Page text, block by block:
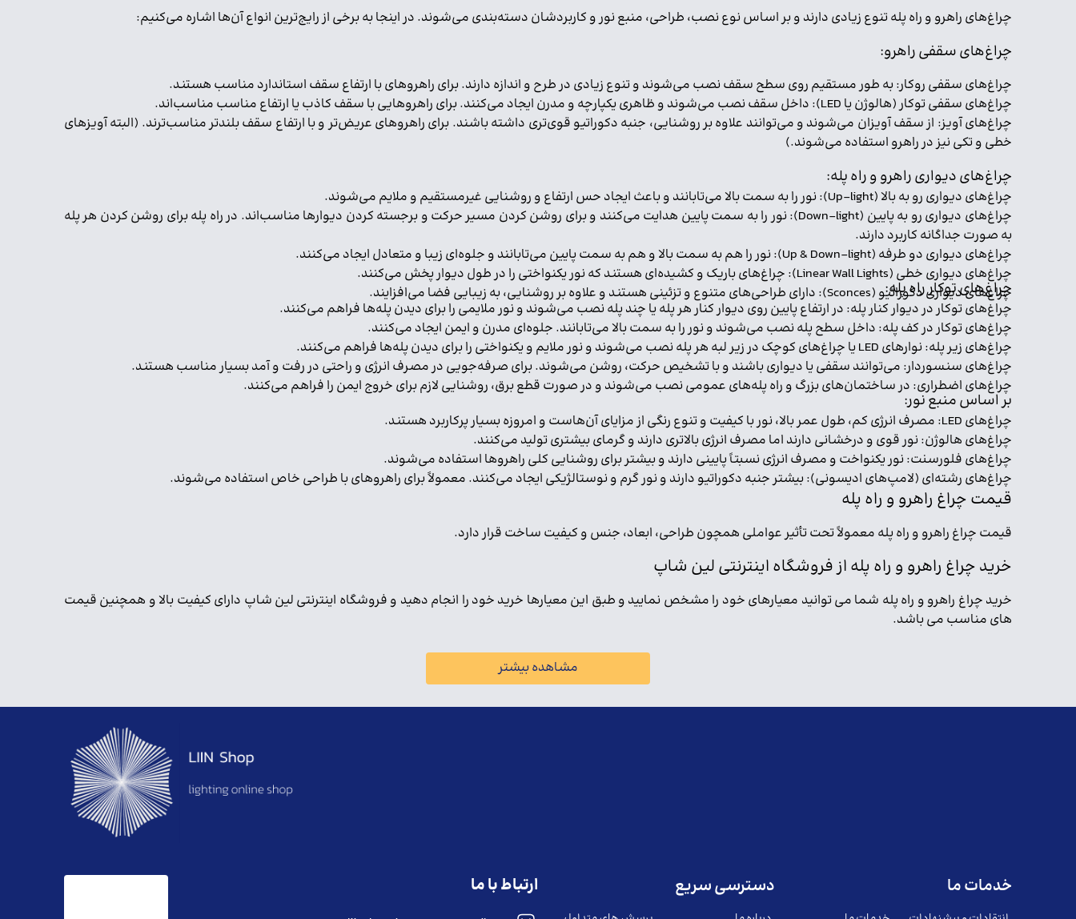
چراغ‌های راهرو و راه پله تنوع زیادی دارند و بر اساس نوع نصب، طراحی، منبع نور و کاربردشان دسته‌بندی می‌شوند. در اینجا به برخی از رایج‌ترین انواع آن‌ها اشاره می‌کنیم:
چراغ‌های سقفی راهرو:
چراغ‌های سقفی روکار: به طور مستقیم روی سطح سقف نصب می‌شوند و تنوع زیادی در طرح و اندازه دارند. برای راهروهای با ارتفاع سقف استاندارد مناسب هستند.
چراغ‌های سقفی توکار (هالوژن یا LED): داخل سقف نصب می‌شوند و ظاهری یکپارچه و مدرن ایجاد می‌کنند. برای راهروهایی با سقف کاذب یا ارتفاع مناسب مناسب‌اند.
چراغ‌های آویز: از سقف آویزان می‌شوند و می‌توانند علاوه بر روشنایی، جنبه دکوراتیو قوی‌تری داشته باشند. برای راهروهای عریض‌تر و با ارتفاع سقف بلندتر مناسب‌ترند. (البته آویزهای
خطی و تکی نیز در راهرو استفاده می‌شوند.)
چراغ‌های دیواری راهرو و راه پله:
چراغ‌های دیواری رو به بالا (Up-light): نور را به سمت بالا می‌تابانند و باعث ایجاد حس ارتفاع و روشنایی غیرمستقیم و ملایم می‌شوند.
چراغ‌های دیواری رو به پایین (Down-light): نور را به سمت پایین هدایت می‌کنند و برای روشن کردن مسیر حرکت و برجسته کردن دیوارها مناسب‌اند. در راه پله برای روشن کردن هر پله
به صورت جداگانه کاربرد دارند.
چراغ‌های دیواری دو طرفه (Up & Down-light): نور را هم به سمت بالا و هم به سمت پایین می‌تابانند و جلوه‌ای زیبا و متعادل ایجاد می‌کنند.
چراغ‌های دیواری خطی (Linear Wall Lights): چراغ‌های باریک و کشیده‌ای هستند که نور یکنواختی را در طول دیوار پخش می‌کنند.
چراغ‌های دیواری دکوراتیو (Sconces): دارای طراحی‌های متنوع و تزئینی هستند و علاوه بر روشنایی، به زیبایی فضا می‌افزایند.
چراغ‌های توکار راه پله:
چراغ‌های توکار در دیوار کنار پله: در ارتفاع پایین روی دیوار کنار هر پله یا چند پله نصب می‌شوند و نور ملایمی را برای دیدن پله‌ها فراهم می‌کنند.
چراغ‌های توکار در کف پله: داخل سطح پله نصب می‌شوند و نور را به سمت بالا می‌تابانند. جلوه‌ای مدرن و ایمن ایجاد می‌کنند.
چراغ‌های زیر پله: نوارهای LED یا چراغ‌های کوچک در زیر لبه هر پله نصب می‌شوند و نور ملایم و یکنواختی را برای دیدن پله‌ها فراهم می‌کنند.
چراغ‌های سنسوردار: می‌توانند سقفی یا دیواری باشند و با تشخیص حرکت، روشن می‌شوند. برای صرفه‌جویی در مصرف انرژی و راحتی در رفت و آمد بسیار مناسب هستند.
چراغ‌های اضطراری: در ساختمان‌های بزرگ و راه پله‌های عمومی نصب می‌شوند و در صورت قطع برق، روشنایی لازم برای خروج ایمن را فراهم می‌کنند.
بر اساس منبع نور:
چراغ‌های LED: مصرف انرژی کم، طول عمر بالا، نور با کیفیت و تنوع رنگی از مزایای آن‌هاست و امروزه بسیار پرکاربرد هستند.
چراغ‌های هالوژن: نور قوی و درخشانی دارند اما مصرف انرژی بالاتری دارند و گرمای بیشتری تولید می‌کنند.
چراغ‌های فلورسنت: نور یکنواخت و مصرف انرژی نسبتاً پایینی دارند و بیشتر برای روشنایی کلی راهروها استفاده می‌شوند.
چراغ‌های رشته‌ای (لامپ‌های ادیسونی): بیشتر جنبه دکوراتیو دارند و نور گرم و نوستالژیکی ایجاد می‌کنند. معمولاً برای راهروهای با طراحی خاص استفاده می‌شوند.
قیمت چراغ راهرو و راه پله
قیمت چراغ راهرو و راه پله معمولاً تحت تأثیر عواملی همچون طراحی، ابعاد، جنس و کیفیت ساخت قرار دارد.
خرید چراغ راهرو و راه پله از فروشگاه اینترنتی لین شاپ
خرید چراغ راهرو و راه پله شما می توانید معیارهای خود را مشخص نمایید و طبق این معیارها خرید خود را انجام دهید و فروشگاه اینترنتی لین شاپ دارای کیفیت بالا و همچنین قیمت
های مناسب می باشد.
مشاهده بیشتر
خدمات ما دسترسی سریع ارتباط با ما